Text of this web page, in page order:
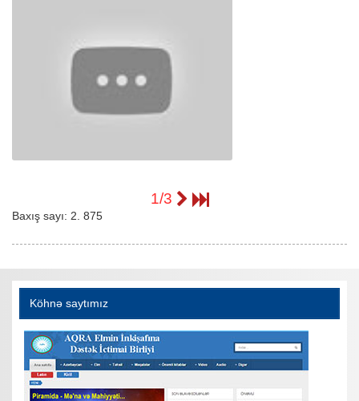
anım mərasimi 31 01 2013_2
1/3
Baxış sayı: 2. 875
Köhnə saytımız